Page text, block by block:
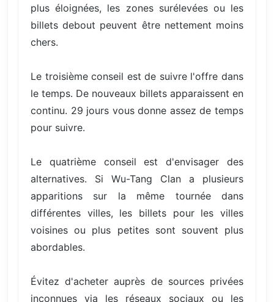
plus éloignées, les zones surélevées ou les
billets debout peuvent être nettement moins
chers.
Le troisième conseil est de suivre l'offre dans
le temps. De nouveaux billets apparaissent en
continu. 29 jours vous donne assez de temps
pour suivre.
Le quatrième conseil est d'envisager des
alternatives. Si Wu-Tang Clan a plusieurs
apparitions sur la même tournée dans
différentes villes, les billets pour les villes
voisines ou plus petites sont souvent plus
abordables.
Évitez d'acheter auprès de sources privées
inconnues via les réseaux sociaux ou les